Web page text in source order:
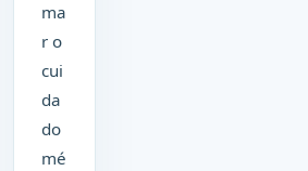
ma
r o
cui
da
do
mé